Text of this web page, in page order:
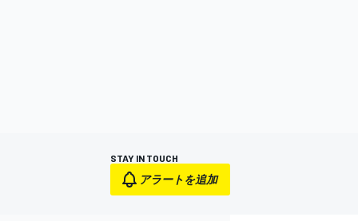
STAY IN TOUCH
アラートを追加